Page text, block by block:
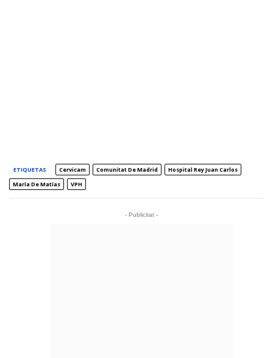
ETIQUETAS Cervicam Comunitat De Madrid
Hospital Rey Juan Carlos
María De Matías
VPH
- Publicitat -